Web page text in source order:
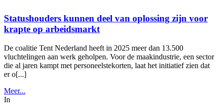
Statushouders kunnen deel van oplossing zijn voor
krapte op arbeidsmarkt
De coalitie Tent Nederland heeft in 2025 meer dan 13.500
vluchtelingen aan werk geholpen. Voor de maakindustrie, een sector
die al jaren kampt met personeelstekorten, laat het initiatief zien dat
er o[...]
Meer...
In